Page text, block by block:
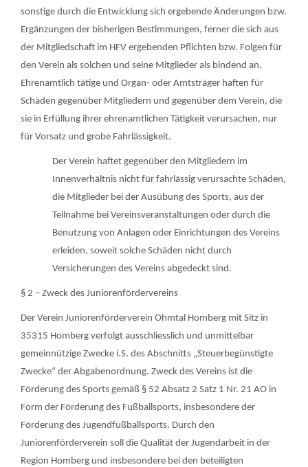
sonstige durch die Entwicklung sich ergebende Änderungen bzw.
Ergänzungen der bisherigen Bestimmungen, ferner die sich aus
der Mitgliedschaft im HFV ergebenden Pflichten bzw. Folgen für
den Verein als solchen und seine Mitglieder als bindend an.
Ehrenamtlich tätige und Organ- oder Amtsträger haften für
Schäden gegenüber Mitgliedern und gegenüber dem Verein, die
sie in Erfüllung ihrer ehrenamtlichen Tätigkeit verursachen, nur
für Vorsatz und grobe Fahrlässigkeit.
Der Verein haftet gegenüber den Mitgliedern im
Innenverhältnis nicht für fahrlässig verursachte Schäden,
die Mitglieder bei der Ausübung des Sports, aus der
Teilnahme bei Vereinsveranstaltungen oder durch die
Benutzung von Anlagen oder Einrichtungen des Vereins
erleiden, soweit solche Schäden nicht durch
Versicherungen des Vereins abgedeckt sind.
§ 2 – Zweck des Juniorenfördervereins
Der Verein Juniorenförderverein Ohmtal Homberg mit Sitz in
35315 Homberg verfolgt ausschliesslich und unmittelbar
gemeinnützige Zwecke i.S. des Abschnitts „Steuerbegünstigte
Zwecke“ der Abgabenordnung. Zweck des Vereins ist die
Förderung des Sports gemäß § 52 Absatz 2 Satz 1 Nr. 21 AO in
Form der Förderung des Fußballsports, insbesondere der
Förderung des Jugendfußballsports. Durch den
Juniorenförderverein soll die Qualität der Jugendarbeit in der
Region Homberg und insbesondere bei den beteiligten